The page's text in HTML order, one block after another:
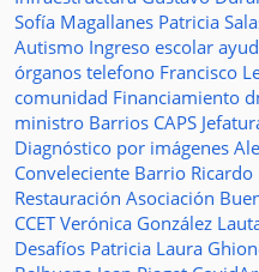
Sofía Magallanes Patricia
Autismo Ingreso escolar
órganos telefono Francisco
comunidad Financiamiento
ministro Barrios CAPS
Diagnóstico por imágenes
Conveleciente Barrio Ricardo
Restauración Asociación
CCETVerónica González
Desafíos Patricia Laura